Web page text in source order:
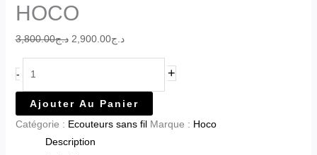
HOCO
د.ج3,800.00 د.ج2,900.00
- +
Ajouter Au Panier
Catégorie : Ecouteurs sans fil Marque : Hoco
Description